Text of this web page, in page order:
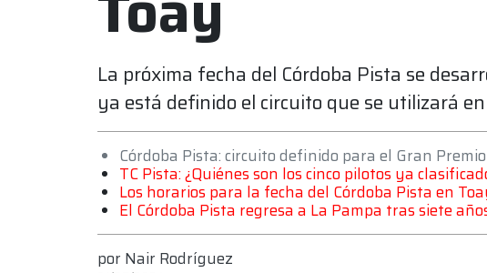
La próxima fecha del Córdoba Pista se
ya está definido el circuito que se utilizará
Córdoba Pista: circuito definido para el Gran
TC Pista: ¿Quiénes son los cinco pilotos ya
Los horarios para la fecha del Córdoba Pista en
El Córdoba Pista regresa a La Pampa tras siete
por Nair Rodríguez